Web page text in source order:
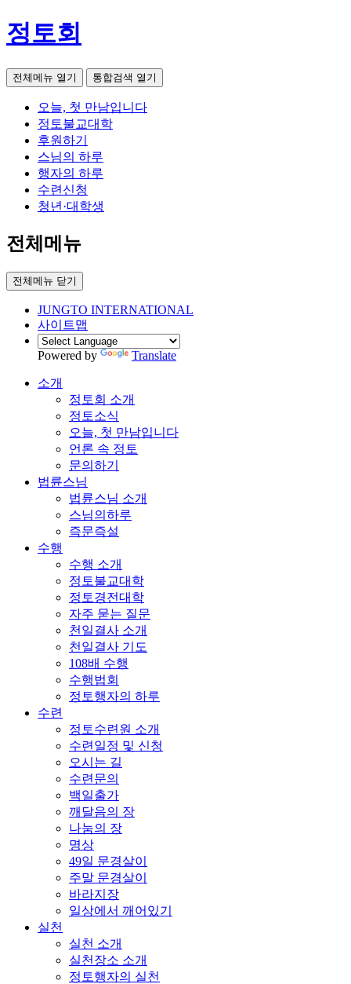
정토회
전체메뉴 열기 통합검색 열기
오늘, 첫 만남입니다
정토불교대학
후원하기
스님의 하루
행자의 하루
수련신청
청년·대학생
전체메뉴
전체메뉴 닫기
JUNGTO INTERNATIONAL
사이트맵
Powered by Translate
소개
정토회 소개
정토소식
오늘, 첫 만남입니다
언론 속 정토
문의하기
법륜스님
법륜스님 소개
스님의하루
즉문즉설
수행
수행 소개
정토불교대학
정토경전대학
자주 묻는 질문
천일결사 소개
천일결사 기도
108배 수행
수행법회
정토행자의 하루
수련
정토수련원 소개
수련일정 및 신청
오시는 길
수련문의
백일출가
깨달음의 장
나눔의 장
명상
49일 문경살이
주말 문경살이
바라지장
일상에서 깨어있기
실천
실천 소개
실천장소 소개
정토행자의 실천